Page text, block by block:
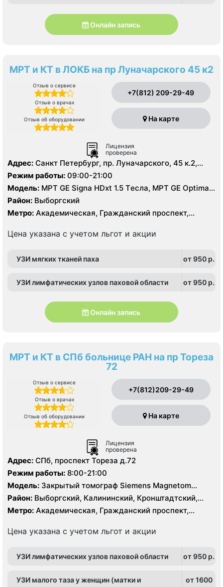
Онлайн запись
МРТ и КТ в ЛОКБ на пр Луначарского 45 к2
Отзыв о сервисе
Отзыв о врачах
Отзыв об оборудовании
+7(812) 209-29-49
На карте
Лицензия
проверена
Адрес: Санкт Петербург, пр. Луначарского, 45 к.2,
литер А
Режим работы: 09:00-21:00
Модель: МРТ GE Signa HDxt 1.5 Tесла, МРТ GE Optima
MR 360 1.5 Tесла, KT GE Optim 64 среза, УЗИ, Рентген
Район: Выборгский
Метро: Академическая, Гражданский проспект,
Цена указана с учетом льгот и акции
УЗИ мягких тканей паха от 950 p.
УЗИ лимфатических узлов паховой области от 950 p.
Онлайн запись
МРТ и КТ в СПб больнице РАН на пр Тореза
72
Отзыв о сервисе
Отзыв о врачах
Отзыв об оборудовании
+7(812)209-29-49
На карте
Лицензия
проверена
Адрес: СПб, проспект Тореза д.72
Режим работы: 8:00-21:00
Модель: Закрытый томограф Siemens Magnetom
Essenza 1.5 Тесла, КТ GE BrightSpeed 16 срезов
Район: Выборгский, Калининский, Кронштадтский,
Курортный, Ленинградская область, Приморский
Метро: Академическая, Гражданский проспект,
Мужества, Политехническая, Удельная
Цена указана с учетом льгот и акции
УЗИ лимфатических узлов паховой области от 950 p.
УЗИ малого таза у женщин (матки и
от 1600